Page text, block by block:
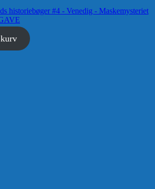
historiebøger #4 - Venedig - Maskemysteriet